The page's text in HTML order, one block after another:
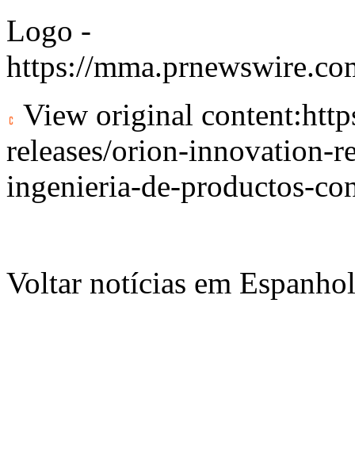
Logo -
https://
View original content:
releases/orion-innovation-
ingenieria-de-productos-
Voltar notícias em Espanhol